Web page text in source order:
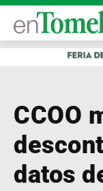
CCOO
datos